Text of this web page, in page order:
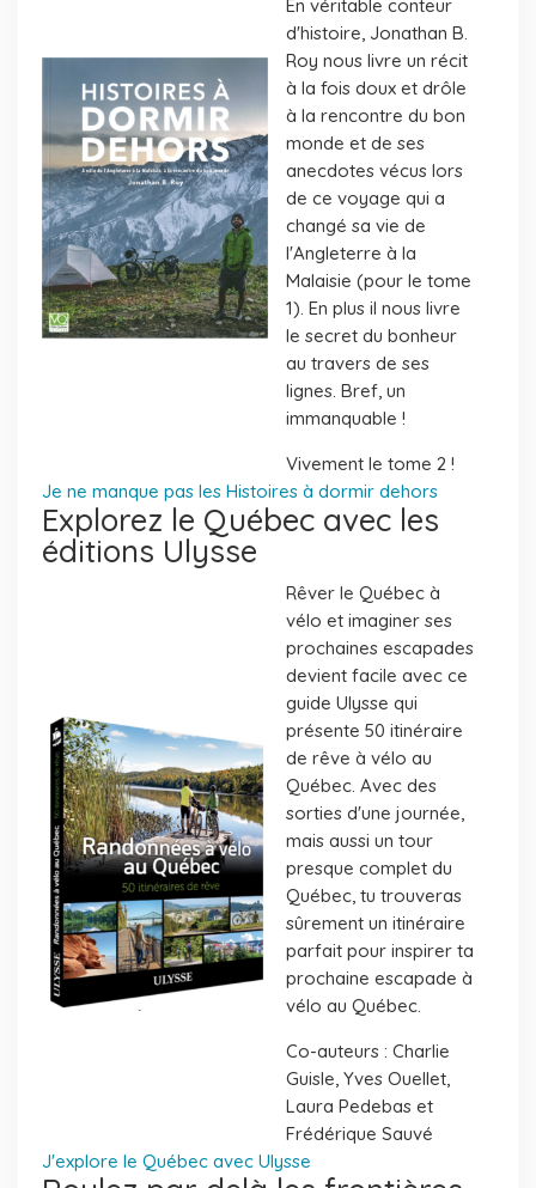
En véritable conteur
d'histoire, Jonathan B.
Roy nous livre un récit
à la fois doux et drôle
à la rencontre du bon
monde et de ses
anecdotes vécus lors
de ce voyage qui a
changé sa vie de
l'Angleterre à la
Malaisie (pour le tome
1). En plus il nous livre
le secret du bonheur
au travers de ses
lignes. Bref, un
immanquable !
Vivement le tome 2 !
Je ne manque pas les Histoires à dormir dehors
Explorez le Québec avec les
éditions Ulysse
Rêver le Québec à
vélo et imaginer ses
prochaines escapades
devient facile avec ce
guide Ulysse qui
présente 50 itinéraire
de rêve à vélo au
Québec. Avec des
sorties d'une journée,
mais aussi un tour
presque complet du
Québec, tu trouveras
sûrement un itinéraire
parfait pour inspirer ta
prochaine escapade à
vélo au Québec.
Co-auteurs : Charlie
Guisle, Yves Ouellet,
Laura Pedebas et
Frédérique Sauvé
J'explore le Québec avec Ulysse